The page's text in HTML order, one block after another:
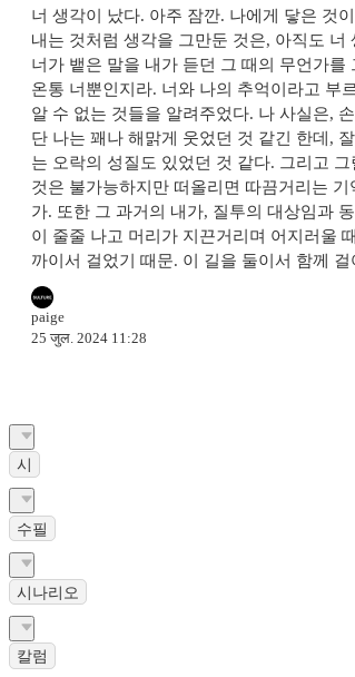
너 생각이 났다. 아주 잠깐. 나에게 닿은 것
내는 것처럼 생각을 그만둔 것은, 아직도
너가 뱉은 말을 내가 듣던 그 때의 무언가
온통 너뿐인지라. 너와 나의 추억이라고 부
알 수 없는 것들을 알려주었다. 나 사실은,
단 나는 꽤나 해맑게 웃었던 것 같긴 한데,
는 오락의 성질도 있었던 것 같다. 그리고
것은 불가능하지만 떠올리면 따끔거리는
가. 또한 그 과거의 내가, 질투의 대상임과
이 줄줄 나고 머리가 지끈거리며 어지러울
까이서 걸었기 때문. 이 길을 둘이서 함께
paige
25 जुल. 2024 11:28
시
수필
시나리오
칼럼